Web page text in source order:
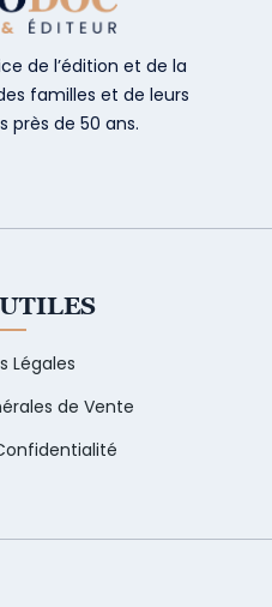
de l’édition et de la
familles et de leurs
près de 50 ans.
Légales
de Vente